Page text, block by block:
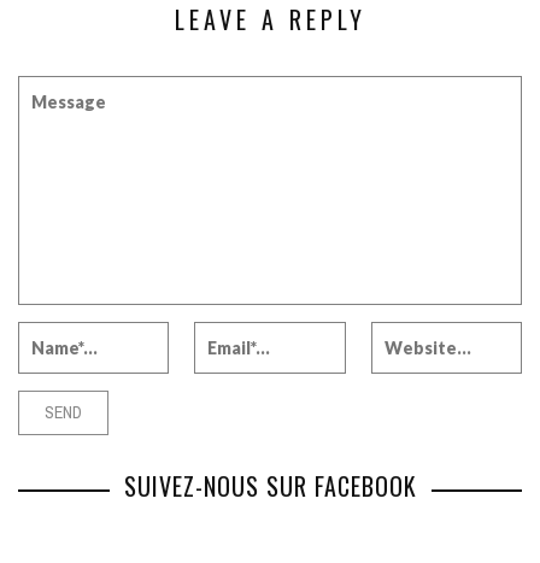
LEAVE A REPLY
SUIVEZ-NOUS SUR FACEBOOK